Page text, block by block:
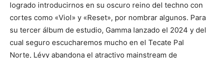
logrado introducirnos en su oscuro reino del techno con
cortes como «Viol» y «Reset», por nombrar algunos. Para
su tercer álbum de estudio, Gamma lanzado el 2024 y del
cual seguro escucharemos mucho en el Tecate Pal
Norte, Lévy abandona el atractivo mainstream de